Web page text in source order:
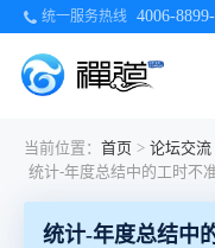
统一服务热线 4006-
当前位置： 首页 > 论坛交流
统计-年度总结中的工时不
统计-年度总结中